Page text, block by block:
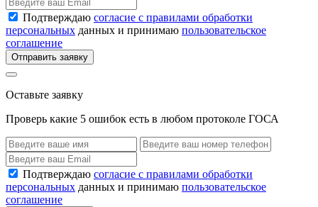
Подтверждаю согласие с правилами обработки
персональных данных и принимаю пользовательское
соглашение
Отправить заявку
Оставьте заявку
Проверь какие 5 ошибок есть в любом протоколе ГОСА
Подтверждаю согласие с правилами обработки
персональных данных и принимаю пользовательское
соглашение